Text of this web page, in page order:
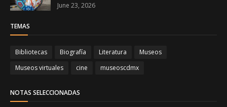
June 23, 2026
TEMAS
Bibliotecas Biografía Literatura
Museos
Museos virtuales
cine museoscdmx
NOTAS SELECCIONADAS